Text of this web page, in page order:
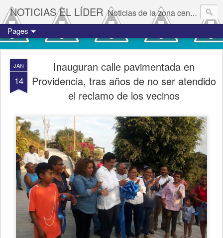
NOTICIAS EL LÍDER Noticias de la zona centro del estado de Veracruz.
Pages
JAN
14
Inauguran calle pavimentada en
Providencia, tras años de no ser atendido
el reclamo de los vecinos